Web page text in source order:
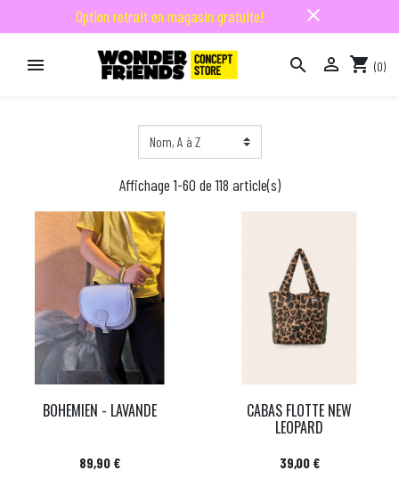
Option retrait en magasin gratuite! close
   shopping_cart (0)
Affichage 1-60 de 118 article(s)
BOHEMIEN - LAVANDE
Prix
89,90 €
CABAS FLOTTE NEW
LEOPARD
Prix
39,00 €